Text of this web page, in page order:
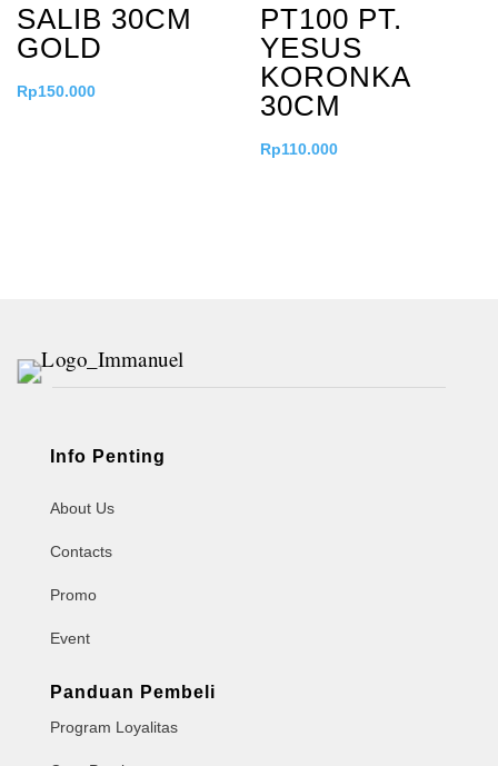
SALIB 30CM
GOLD
Rp150.000
PT100 PT.
YESUS
KORONKA
30CM
Rp110.000
Info Penting
About Us
Contacts
Promo
Event
Panduan Pembeli
Program Loyalitas